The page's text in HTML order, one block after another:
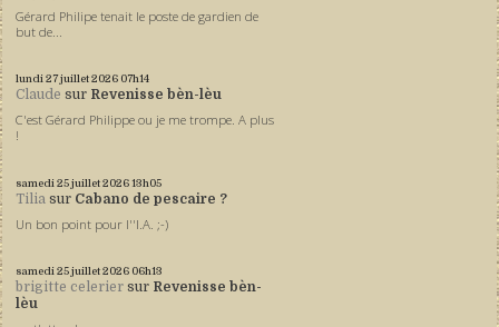
Gérard Philipe tenait le poste de gardien de
but de...
lundi 27juillet 2026 07h14
Claude sur Revenisse bèn-lèu
C'est Gérard Philippe ou je me trompe. A plus
!
samedi 25juillet 202613h05
Tilia sur Cabano de pescaire ?
Un bon point pour l''I.A. ;-)
samedi 25juillet 2026 06h13
brigitte celerier sur Revenisse bèn-
lèu